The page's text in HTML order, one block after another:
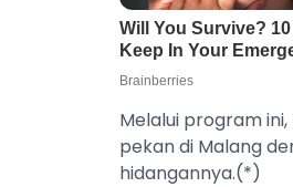
Melalui program
pekan di Malang
hidangannya.(*)